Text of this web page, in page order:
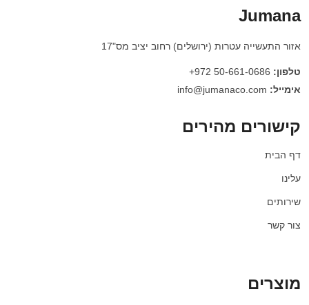
Jumana
אזור התעשייה עטרות (ירושלים) רחוב יציב מס"17
טלפון: 50-661-0686 972+
אימייל: info@jumanaco.com
קישורים מהירים
דף הבית
עלינו
שירותים
צור קשר
מוצרים